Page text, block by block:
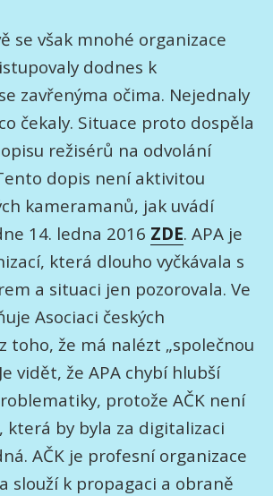
se však mnohé organizace
dodnes k
zavřenýma očima. Nejednaly
čekaly. Situace proto dospěla
režisérů na odvolání
dopis není aktivitou
kameramanů, jak uvádí
14. ledna 2016 ZDE. APA je
která dlouho vyčkávala s
a situaci jen pozorovala. Ve
Asociaci českých
toho, že má nalézt „společnou
vidět, že APA chybí hlubší
protože AČK není
která by byla za digitalizaci
AČK je profesní organizace
slouží k propagaci a obraně